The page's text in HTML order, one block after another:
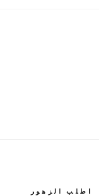
اطلب الزهور